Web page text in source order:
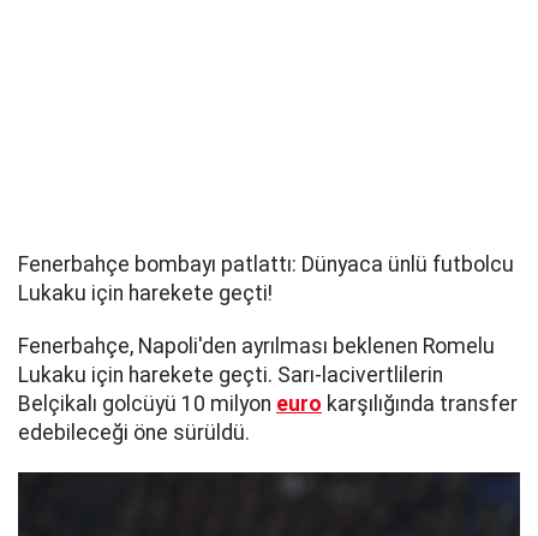
Fenerbahçe bombayı patlattı: Dünyaca ünlü futbolcu
Lukaku için harekete geçti!
Fenerbahçe, Napoli'den ayrılması beklenen Romelu
Lukaku için harekete geçti. Sarı-lacivertlilerin
Belçikalı golcüyü 10 milyon euro karşılığında transfer
edebileceği öne sürüldü.